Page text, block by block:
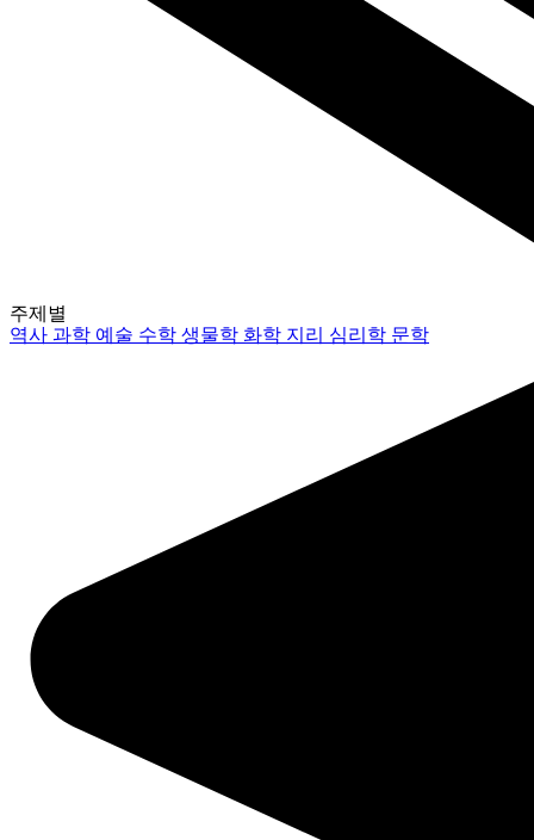
주제별
역사과학 예술 수학생물학 화학 지리 심리학 문학